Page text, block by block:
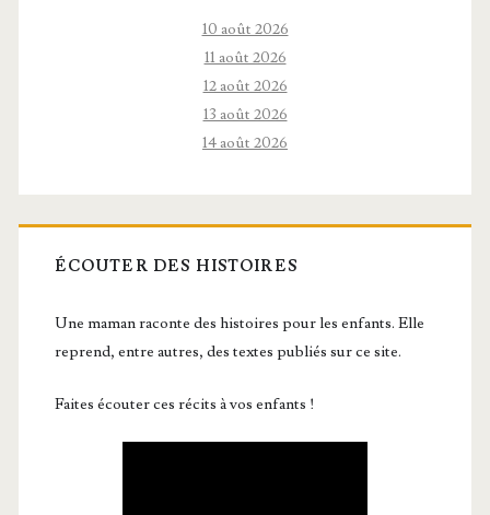
10 août 2026
11 août 2026
12 août 2026
13 août 2026
14 août 2026
ÉCOUTER DES HISTOIRES
Une maman raconte des histoires pour les enfants. Elle
reprend, entre autres, des textes publiés sur ce site.
Faites écouter ces récits à vos enfants !